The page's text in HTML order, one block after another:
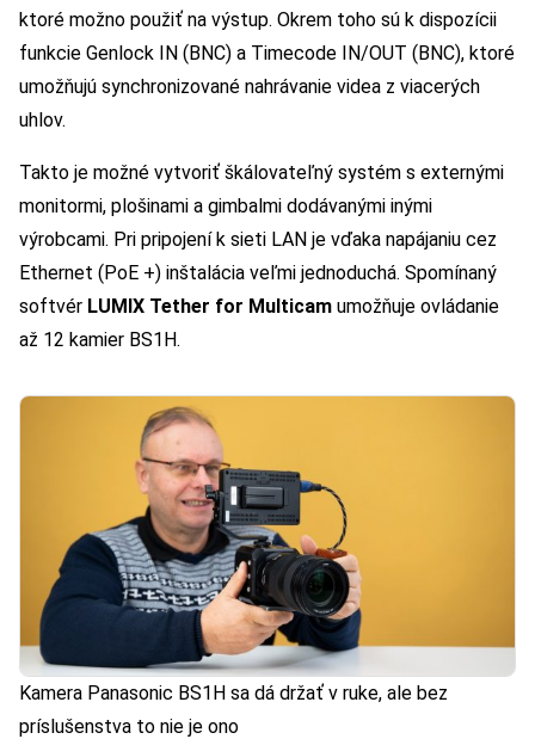
ktoré možno použiť na výstup. Okrem toho sú k dispozícii
funkcie Genlock IN (BNC) a Timecode IN/OUT (BNC), ktoré
umožňujú synchronizované nahrávanie videa z viacerých
uhlov.
Takto je možné vytvoriť škálovateľný systém s externými
monitormi, plošinami a gimbalmi dodávanými inými
výrobcami. Pri pripojení k sieti LAN je vďaka napájaniu cez
Ethernet (PoE +) inštalácia veľmi jednoduchá. Spomínaný
softvér LUMIX Tether for Multicam umožňuje ovládanie
až 12 kamier BS1H.
Kamera Panasonic BS1H sa dá držať v ruke, ale bez
príslušenstva to nie je ono